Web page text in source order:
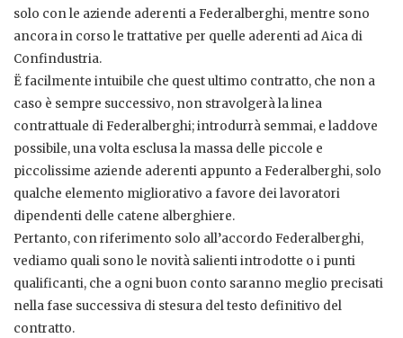
solo con le aziende aderenti a Federalberghi, mentre sono
ancora in corso le trattative per quelle aderenti ad Aica di
Confindustria.
Ë facilmente intuibile che quest ultimo contratto, che non a
caso è sempre successivo, non stravolgerà la linea
contrattuale di Federalberghi; introdurrà semmai, e laddove
possibile, una volta esclusa la massa delle piccole e
piccolissime aziende aderenti appunto a Federalberghi, solo
qualche elemento migliorativo a favore dei lavoratori
dipendenti delle catene alberghiere.
Pertanto, con riferimento solo all’accordo Federalberghi,
vediamo quali sono le novità salienti introdotte o i punti
qualificanti, che a ogni buon conto saranno meglio precisati
nella fase successiva di stesura del testo definitivo del
contratto.